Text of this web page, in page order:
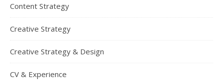
Content Strategy
Creative Strategy
Creative Strategy & Design
CV & Experience